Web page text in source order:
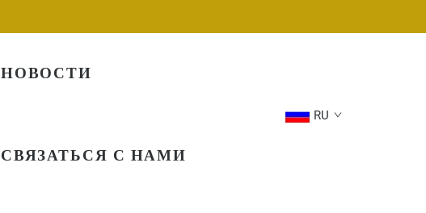
НОВОСТИ
СВЯЗАТЬСЯ С НАМИ
RU